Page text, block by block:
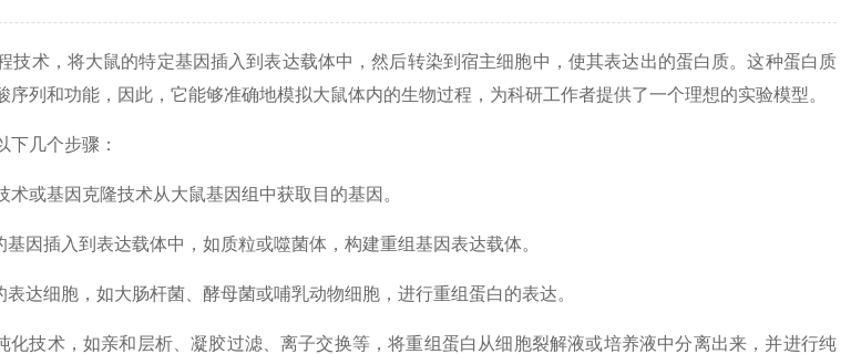
术，将大鼠的特定基因插入到表达载体中，然后转染到宿主细胞中，使其表达出的蛋白质。这种蛋白质
列和功能，因此，它能够准确地模拟大鼠体内的生物过程，为科研工作者提供了一个理想的实验模型。
几个步骤：
基因克隆技术从大鼠基因组中获取目的基因。
插入到表达载体中，如质粒或噬菌体，构建重组基因表达载体。
细胞，如大肠杆菌、酵母菌或哺乳动物细胞，进行重组蛋白的表达。
技术，如亲和层析、凝胶过滤、离子交换等，将重组蛋白从细胞裂解液或培养液中分离出来，并进行纯